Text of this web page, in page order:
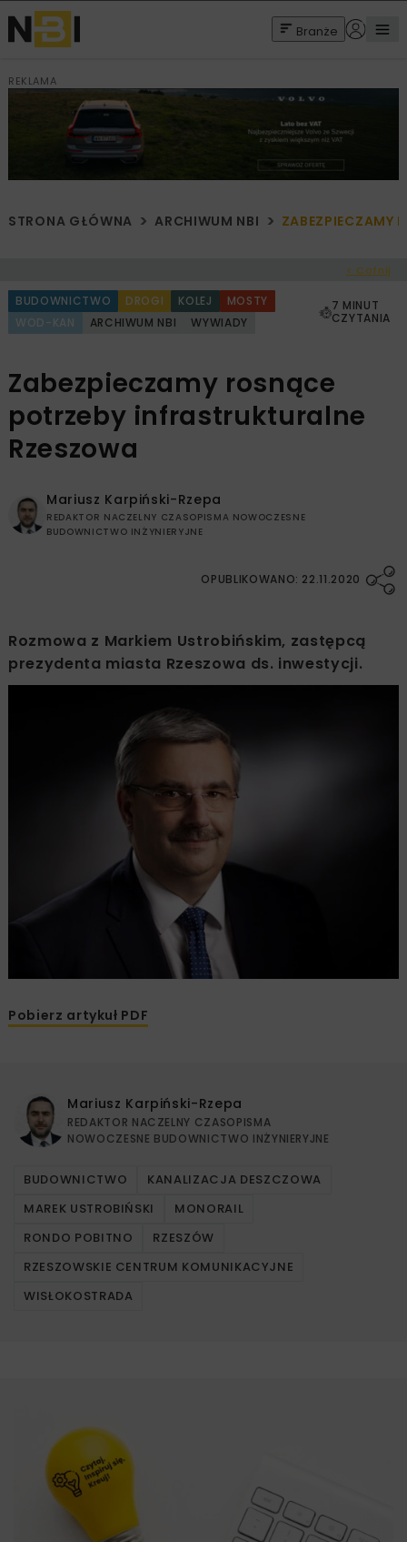
Branże
REKLAMA
STRONA GŁÓWNA ARCHIWUM NBI ZABEZPIECZAMY
< Cofnij
BUDOWNICTWO DROGI KOLEJ
MOSTY
WOD-KAN
ARCHIWUM NBI WYWIADY
7 MINUT
CZYTANIA
Zabezpieczamy rosnące
potrzeby infrastrukturalne
Rzeszowa
Mariusz Karpiński-Rzepa
REDAKTOR NACZELNY CZASOPISMA NOWOCZESNE
BUDOWNICTWO INŻYNIERYJNE
OPUBLIKOWANO: 22.11.2020
Rozmowa z Markiem Ustrobińskim, zastępcą
prezydenta miasta Rzeszowa ds. inwestycji.
Pobierz artykuł PDF
Mariusz Karpiński-Rzepa
REDAKTOR NACZELNY CZASOPISMA
NOWOCZESNE BUDOWNICTWO INŻYNIERYJNE
BUDOWNICTWO
KANALIZACJA DESZCZOWA
MAREK USTROBIŃSKI
MONORAIL
RONDO POBITNO
RZESZÓW
RZESZOWSKIE CENTRUM KOMUNIKACYJNE
WISŁOKOSTRADA